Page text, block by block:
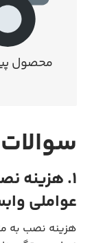
محصول
۱. هزینه
عواملی
هزینه نصب به